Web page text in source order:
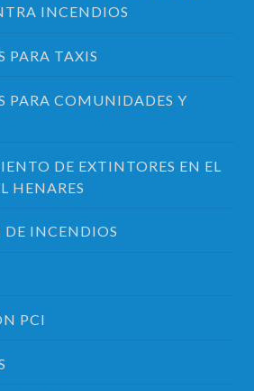
INCENDIOS
PARA TAXIS
PARA COMUNIDADES Y
DE EXTINTORES EN EL
HENARES
DE INCENDIOS
PCI